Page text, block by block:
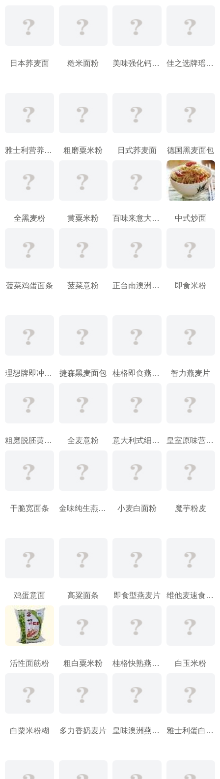
日本荞麦面 糙米面粉 美味强化钙营养麦片 佳之选牌瑶柱面
雅士利营养燕麦片 粗磨粟米粉 日式荞麦面 德国黑麦面包
全黑麦粉 黄粟米粉 百味来意大利面 中式炒面
菠菜鸡蛋面条 菠菜意粉 正台南澳洲燕麦片 即食米粉
理想牌即冲燕麦片 捷森黑麦面包 桂格即食燕麦片 智力燕麦片
粗磨脱胚黄玉米粉 全麦意粉 意大利式细面条 皇室原味营养麦片
干脆宽面条 金味纯生燕麦片 小麦白面粉 魔芋粉皮
鸡蛋意面 高粱面条 即食型燕麦片 维他麦速食全麦片
活性面筋粉 粗白粟米粉 桂格快熟燕麦片 白玉米粉
白粟米粉糊 多力香奶麦片 皇味澳洲燕麦片 雅士利蛋白燕麦片